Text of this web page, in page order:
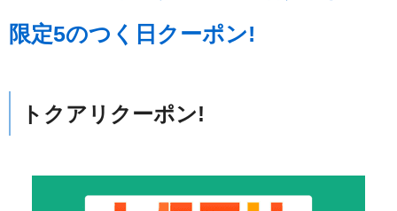
限定5のつく日クーポン!
トクアリクーポン!